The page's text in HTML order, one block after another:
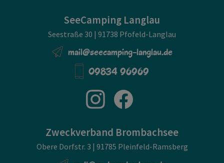
SeeCamping Langlau
Seestraße 30 | 91738 Pfofeld-Langlau
mail@seecamping-langlau.de
09834 96969
Zweckverband Brombachsee
Obere Dorfstr. 3 | 91785 Pleinfeld-Ramsberg